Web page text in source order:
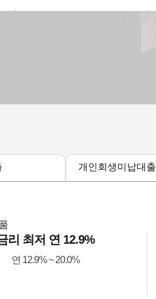
개인회생미납대출
리 최저 연 12.9%
연 12.9% ~ 20.0%